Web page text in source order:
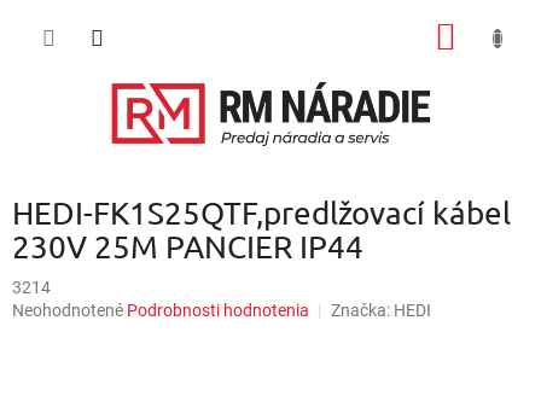
HEDI-FK1S25QTF,predlžovací kábel
230V 25M PANCIER IP44
3214
Priemerné
Neohodnotené Podrobnosti hodnotenia Značka: HEDI